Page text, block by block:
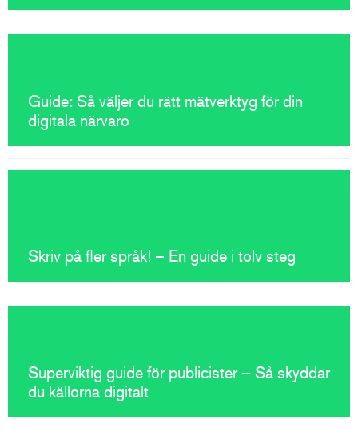
Guide: Så väljer du rätt mätverktyg för din
digitala närvaro
Skriv på fler språk! – En guide i tolv steg
Superviktig guide för publicister – Så skyddar
du källorna digitalt